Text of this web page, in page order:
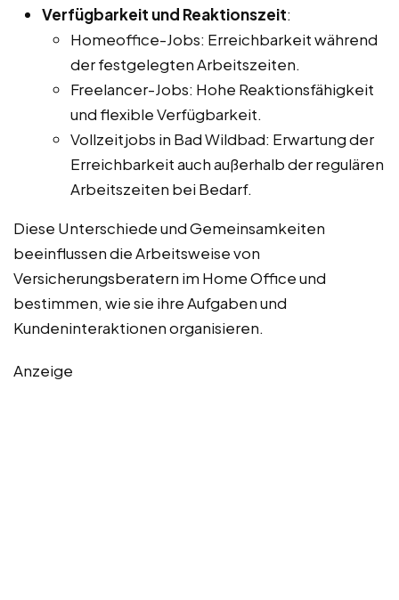
Verfügbarkeit und Reaktionszeit:
Homeoffice-Jobs: Erreichbarkeit während
der festgelegten Arbeitszeiten.
Freelancer-Jobs: Hohe Reaktionsfähigkeit
und flexible Verfügbarkeit.
Vollzeitjobs in Bad Wildbad: Erwartung der
Erreichbarkeit auch außerhalb der regulären
Arbeitszeiten bei Bedarf.
Diese Unterschiede und Gemeinsamkeiten
beeinflussen die Arbeitsweise von
Versicherungsberatern im Home Office und
bestimmen, wie sie ihre Aufgaben und
Kundeninteraktionen organisieren.
Anzeige